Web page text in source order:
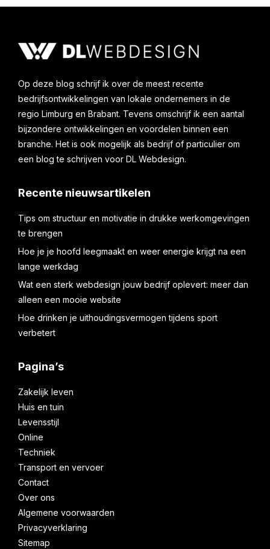
Op deze blog schrijf ik over de meest recente
bedrijfsontwikkelingen van lokale ondernemers in de
regio Limburg en Brabant. Tevens omschrijf ik een aantal
bijzondere ontwikkelingen en voordelen binnen een
branche. Het is ook mogelijk als bedrijf of particulier om
een blog te schrijven voor DL Webdesign.
Recente nieuwsartikelen
Tips om structuur en motivatie in drukke werkomgevingen
te brengen
Hoe je je hoofd leegmaakt en weer energie krijgt na een
lange werkdag
Wat een sterk webdesign jouw bedrijf oplevert: meer dan
alleen een mooie website
Hoe drinken je uithoudingsvermogen tijdens sport
verbetert
Pagina’s
Zakelijk leven
Huis en tuin
Levensstijl
Online
Techniek
Transport en vervoer
Contact
Over ons
Algemene voorwaarden
Privacyverklaring
Sitemap